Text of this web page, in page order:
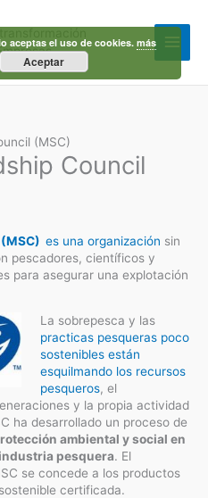
(MSC)
Council
es una organización sin
pescadores, científicos y
para asegurar una explotación
La sobrepesca y las
practicas pesqueras poco
sostenibles están
esquilmando los recursos
pesqueros, el
y la propia actividad
ha desarrollado un proceso de
ambiental y social en
pesquera. El
se concede a los productos
certificada.
aceptas el uso de cookies.más
Aceptar